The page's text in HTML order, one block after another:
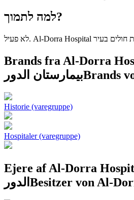
למה לתמוך?
Brands fra Al-Dorra
بیمارستان الدورBrands
Historie (varegruppe)
Hospitaler (varegruppe)
Ejere af Al-Dorra
الدور Besitzer von Al-